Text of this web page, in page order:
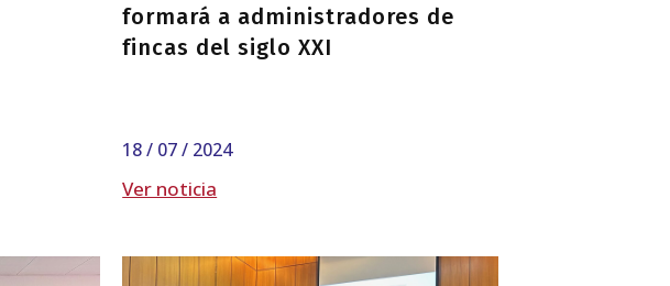
formará a administradores de
fincas del siglo XXI
18 / 07 / 2024
Ver noticia